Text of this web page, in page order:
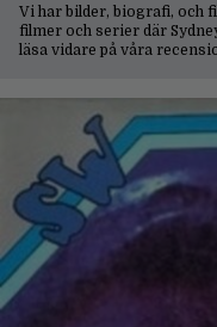
Vi har bilder, biografi, och
filmer och serier där
läsa vidare på våra